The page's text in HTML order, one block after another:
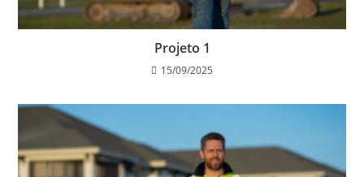
Projeto 1
15/09/2025